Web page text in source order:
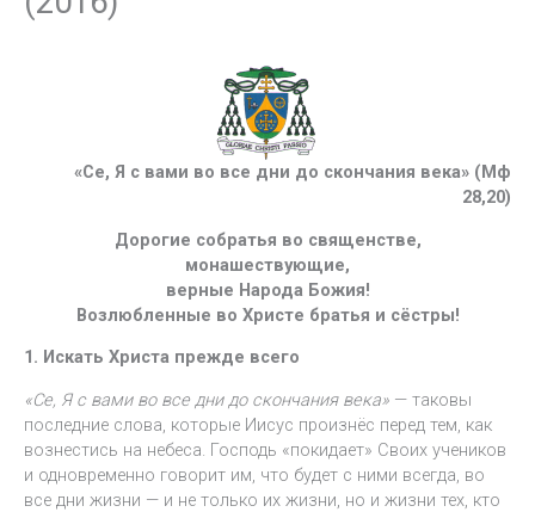
«Се, Я с вами во все дни до скончания века» (Мф
28,20)
Дорогие собратья во священстве,
монашествующие,
верные Народа Божия!
Возлюбленные во Христе братья и сёстры!
1. Искать Христа прежде всего
«Се, Я с вами во все дни до скончания века» — таковы
последние слова, которые Иисус произнёс перед тем, как
вознестись на небеса. Господь «покидает» Своих учеников
и одновременно говорит им, что будет с ними всегда, во
все дни жизни — и не только их жизни, но и жизни тех, кто